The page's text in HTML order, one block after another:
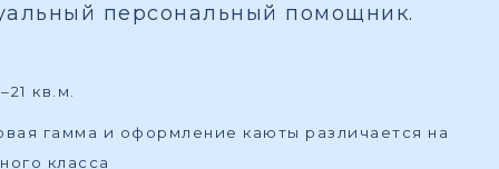
персональный помощник.
кв.м.
гамма и оформление каюты различается на
класса